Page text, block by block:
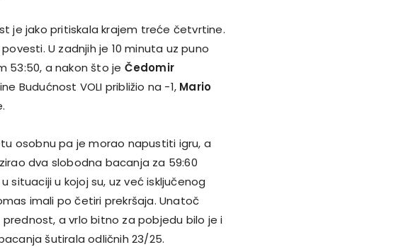
je jako pritiskala krajem treće četvrtine.
U zadnjih je 10 minuta uz puno
53:50, a nakon što je Čedomir
Budućnost VOLI približio na -1, Mario
osobnu pa je morao napustiti igru, a
dva slobodna bacanja za 59:60
u kojoj su, uz već isključenog
imali po četiri prekršaja. Unatoč
a vrlo bitno za pobjedu bilo je i
šutirala odličnih 23/25.